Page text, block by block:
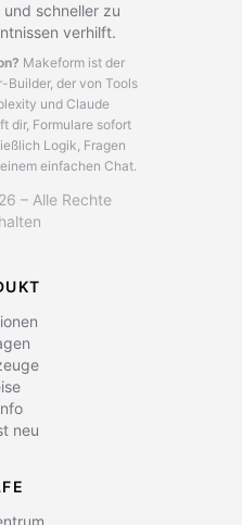
schneller zu
verhilft.
Makeform ist der
Builder, der von Tools
und Claude
dir, Formulare sofort
Logik, Fragen
einfachen Chat.
– Alle Rechte
neu